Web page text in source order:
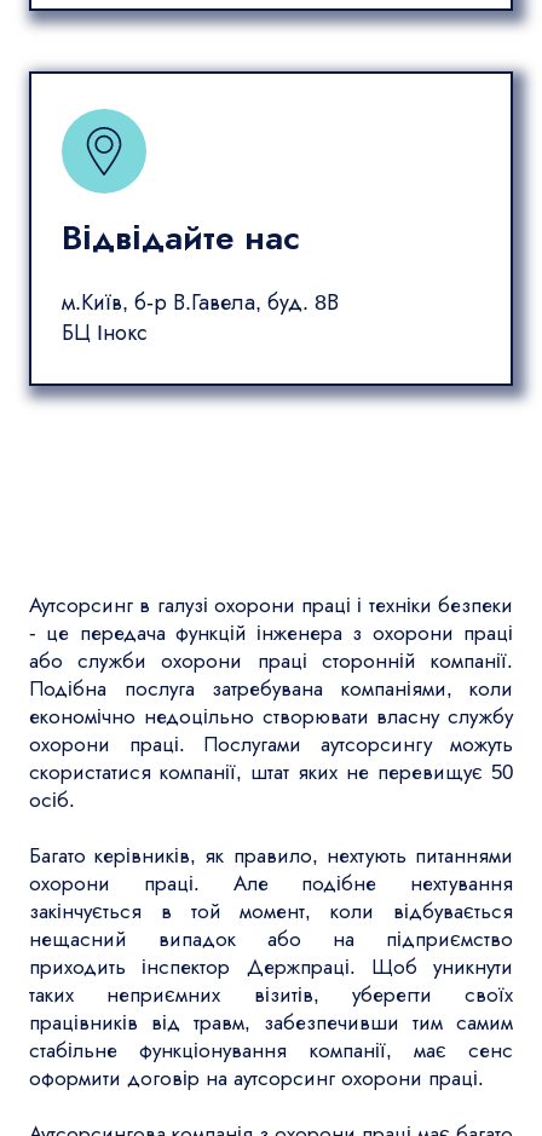
Відвідайте нас
м.Київ, б-р В.Гавела, буд. 8В
БЦ Інокс
Аутсорсинг в галузі охорони праці і техніки безпеки
- це передача функцій інженера з охорони праці
або служби охорони праці сторонній компанії.
Подібна послуга затребувана компаніями, коли
економічно недоцільно створювати власну службу
охорони праці. Послугами аутсорсингу можуть
скористатися компанії, штат яких не перевищує 50
осіб.
Багато керівників, як правило, нехтують питаннями
охорони праці. Але подібне нехтування
закінчується в той момент, коли відбувається
нещасний випадок або на підприємство
приходить інспектор Держпраці. Щоб уникнути
таких неприємних візитів, уберегти своїх
працівників від травм, забезпечивши тим самим
стабільне функціонування компанії, має сенс
оформити договір на аутсорсинг охорони праці.